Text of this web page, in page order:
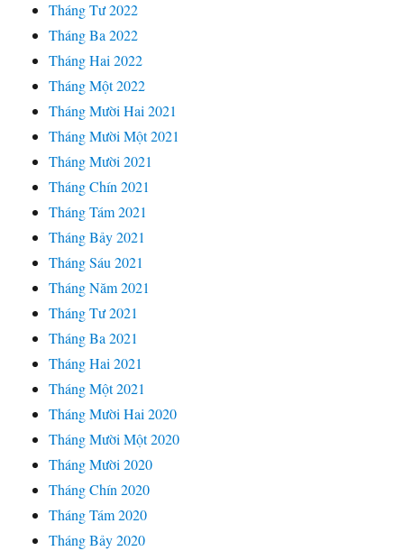
Tháng Tư 2022
Tháng Ba 2022
Tháng Hai 2022
Tháng Một 2022
Tháng Mười Hai 2021
Tháng Mười Một 2021
Tháng Mười 2021
Tháng Chín 2021
Tháng Tám 2021
Tháng Bảy 2021
Tháng Sáu 2021
Tháng Năm 2021
Tháng Tư 2021
Tháng Ba 2021
Tháng Hai 2021
Tháng Một 2021
Tháng Mười Hai 2020
Tháng Mười Một 2020
Tháng Mười 2020
Tháng Chín 2020
Tháng Tám 2020
Tháng Bảy 2020